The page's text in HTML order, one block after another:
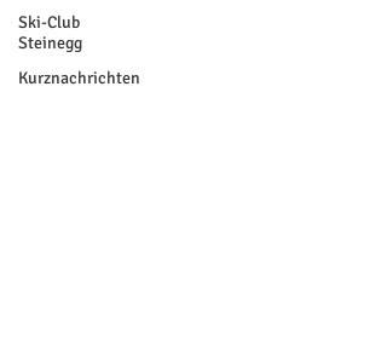
Ski-Club
Steinegg
Kurznachrichten